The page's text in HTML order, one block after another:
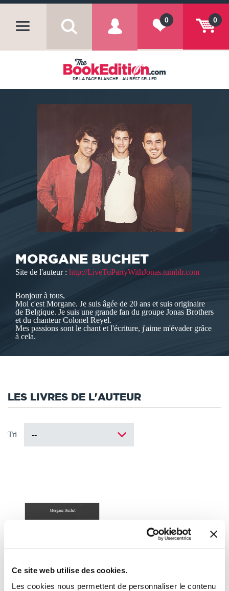
Ce site web utilise des cookies.
Les cookies nous permettent de personnaliser le contenu
0
0
DE LA PAGE BLANCHE... AU BEST SELLER
MORGANE BUCHET
Site de l'auteur : http://LiveToPartyWithJonas.tumblr.com
Bonjour à tous,
Moi c'est Morgane. Je suis âgée de 20 ans et suis originaire
de Belgique. Je suis une grande fan du groupe Jonas Brothers
et du chanteur Colonel Reyel.
Mes passions sont le chant et l'écriture, j'aime m'évader grâce
à cela.
LES LIVRES DE L'AUTEUR
Tri